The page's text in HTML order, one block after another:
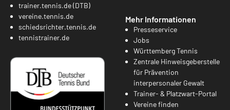
trainer.tennis.de (DTB)
vereine.tennis.de
schiedsrichter.tennis.de
tennistrainer.de
Mehr Informationen
Presseservice
Jobs
Württemberg Tennis
Zentrale Hinweisgeberstelle
für Prävention
interpersonaler Gewalt
Trainer- & Platzwart-Portal
Vereine finden